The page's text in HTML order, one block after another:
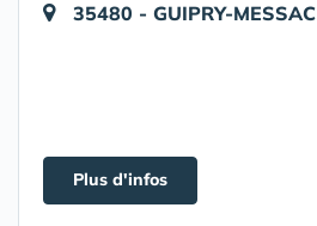
35480 - GUIPRY-MESSAC
Plus d'infos